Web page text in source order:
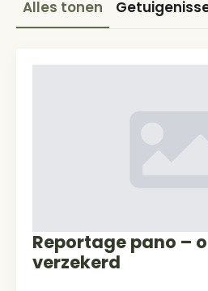
Alles tonen
Reportage pano –
verzekerd